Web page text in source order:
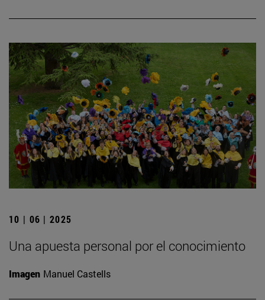
10 | 06 | 2025
Una apuesta personal por el conocimiento
Imagen Manuel Castells